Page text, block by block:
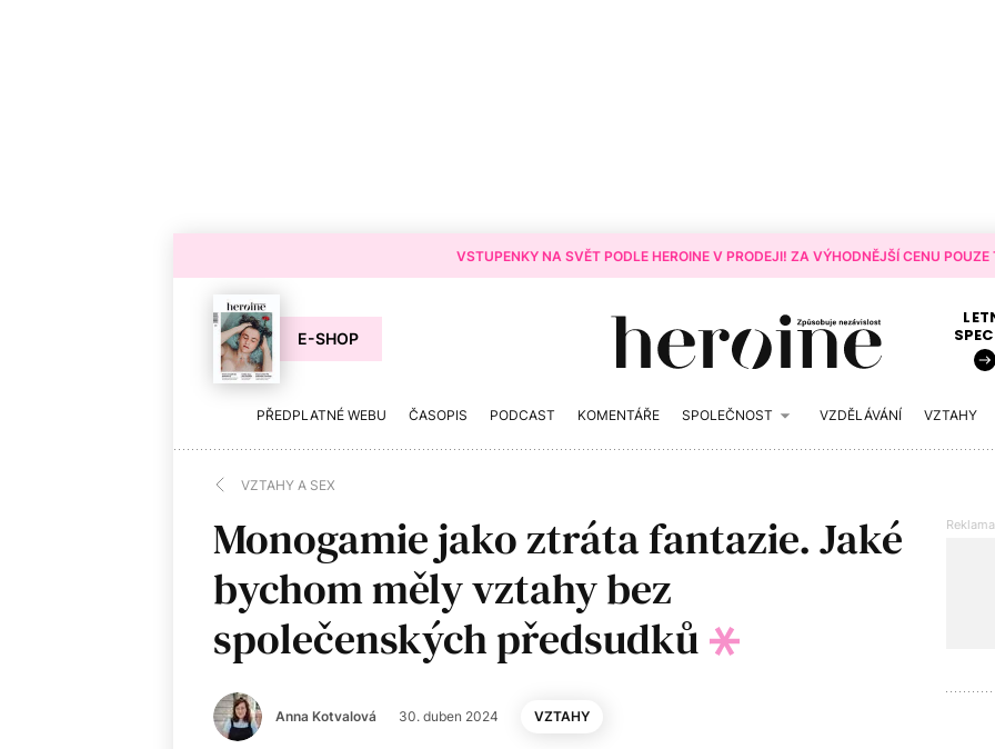
VSTUPENKY NA SVĚT PODLE HEROINE V PRODEJI! ZA VÝHODNĚJŠÍ CENU
E-SHOP
PŘEDPLATNÉ WEBU ČASOPIS PODCAST KOMENTÁŘE SPOLEČNOST VZDĚLÁVÁNÍ VZTAHY
VZTAHY A SEX
Monogamie jako ztráta fantazie. Jaké
bychom měly vztahy bez
společenských předsudků
Anna Kotvalová 30. duben 2024 VZTAHY